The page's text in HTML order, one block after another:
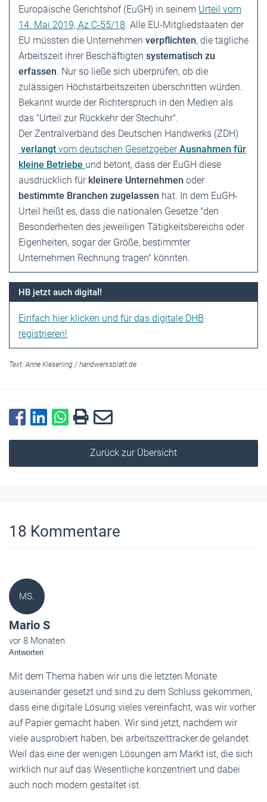
Europäische Gerichtshof (EuGH) in seinem Urteil vom
14. Mai 2019, Az C-55/18. Alle EU-Mitgliedstaaten der
EU müssten die Unternehmen verpflichten, die tägliche
Arbeitszeit ihrer Beschäftigten systematisch zu
erfassen. Nur so ließe sich überprüfen, ob die
zulässigen Höchstarbeitszeiten überschritten würden.
Bekannt wurde der Richterspruch in den Medien als
das "Urteil zur Rückkehr der Stechuhr".
Der Zentralverband des Deutschen Handwerks (ZDH)
verlangt vom deutschen GesetzgeberAusnahmen für
kleine Betriebe und betont, dass der EuGH diese
ausdrücklich für kleinere Unternehmen oder
bestimmte Branchen zugelassen hat. In dem EuGH-
Urteil heißt es, dass die nationalen Gesetze "den
Besonderheiten des jeweiligen Tätigkeitsbereichs oder
Eigenheiten, sogar der Größe, bestimmter
Unternehmen Rechnung tragen" könnten.
HB jetzt auch digital!
Einfach hier klicken und für das digitale DHB
registrieren!
Text: Anne Kieserling / handwerksblatt.de
Zurück zur Übersicht
18 Kommentare
MS.
Mario S
vor 8 Monaten
Antworten
Mit dem Thema haben wir uns die letzten Monate
auseinander gesetzt und sind zu dem Schluss gekommen,
dass eine digitale Lösung vieles vereinfacht, was wir vorher
auf Papier gemacht haben. Wir sind jetzt, nachdem wir
viele ausprobiert haben, bei arbeitszeittracker.de gelandet.
Weil das eine der wenigen Lösungen am Markt ist, die sich
wirklich nur auf das Wesentliche konzentriert und dabei
auch noch modern gestaltet ist.